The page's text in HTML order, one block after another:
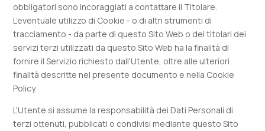
obbligatori sono incoraggiati a contattare il Titolare.
L’eventuale utilizzo di Cookie - o di altri strumenti di
tracciamento - da parte di questo Sito Web o dei titolari dei
servizi terzi utilizzati da questo Sito Web ha la finalità di
fornire il Servizio richiesto dall'Utente, oltre alle ulteriori
finalità descritte nel presente documento e nella Cookie
Policy.
L'Utente si assume la responsabilità dei Dati Personali di
terzi ottenuti, pubblicati o condivisi mediante questo Sito